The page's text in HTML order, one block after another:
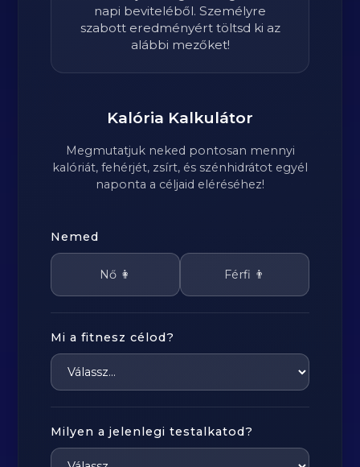
napi beviteléből. Személyre
szabott eredményért töltsd ki az
alábbi mezőket!
Kalória Kalkulátor
Megmutatjuk neked pontosan mennyi
kalóriát, fehérjét, zsírt, és szénhidrátot egyél
naponta a céljaid eléréséhez!
Nemed
Nő 👩 Férfi 👨
Mi a fitnesz célod?
Milyen a jelenlegi testalkatod?